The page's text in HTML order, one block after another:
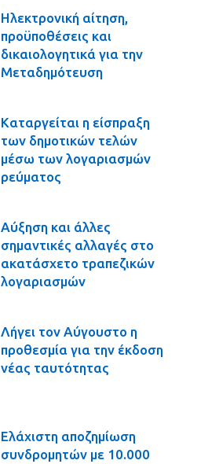
Ηλεκτρονική αίτηση,
προϋποθέσεις και
δικαιολογητικά για την
Μεταδημότευση
Καταργείται η είσπραξη
των δημοτικών τελών
μέσω των λογαριασμών
ρεύματος
Αύξηση και άλλες
σημαντικές αλλαγές στο
ακατάσχετο τραπεζικών
λογαριασμών
Λήγει τον Αύγουστο η
προθεσμία για την έκδοση
νέας ταυτότητας
Ελάχιστη αποζημίωση
συνδρομητών με 10.000